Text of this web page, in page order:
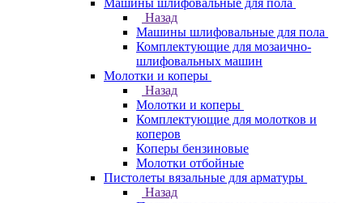
Машины шлифовальные для пола
Назад
Машины шлифовальные для пола
Комплектующие для мозаично-
шлифовальных машин
Молотки и коперы
Назад
Молотки и коперы
Комплектующие для молотков и
коперов
Коперы бензиновые
Молотки отбойные
Пистолеты вязальные для арматуры
Назад